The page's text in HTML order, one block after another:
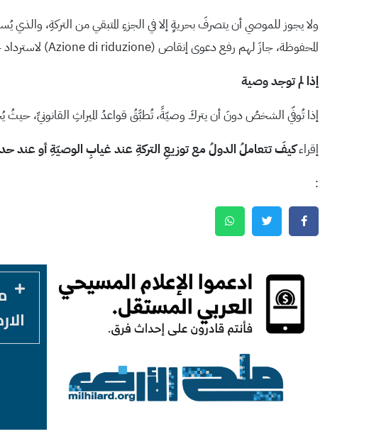
المحفوظة، جازَ لهم رفع دعوى إنقاص (Azione di riduzione) لاسترداد حقوقهم.
إذا لم توجد وصية
إذا تُوفّي الشخصُ دونَ أن يتركَ وصيّةً، تُطبَّقُ قواعدُ الميراثِ القانونيِّ، حيثُ
إقراءكيفَ تتعاملُ الدولُ مع توزيعِ التركةِ عند غيابِ الوصيّةِ أو عند
: